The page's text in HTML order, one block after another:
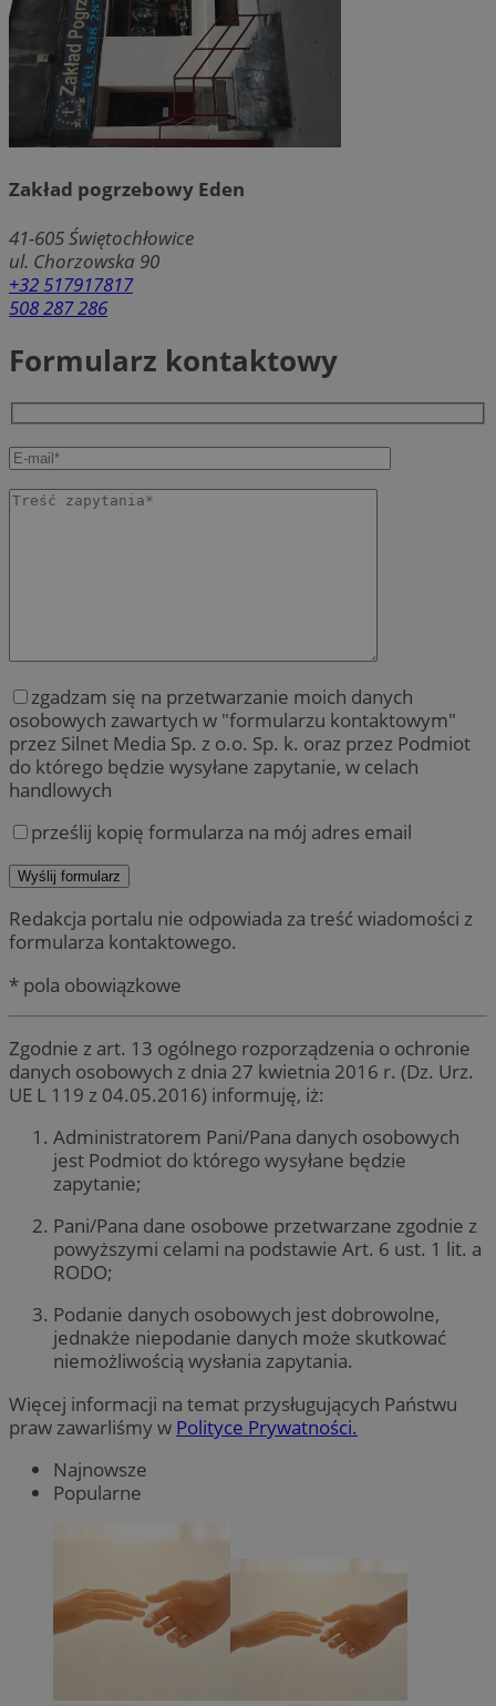
Zakład pogrzebowy Eden
41-605Świętochłowice
ul. Chorzowska 90
+32 517917817
508 287 286
Formularz kontaktowy
zgadzam się na przetwarzanie moich danych
osobowych zawartych w "formularzu kontaktowym"
przez Silnet Media Sp. z o.o. Sp. k. oraz przez Podmiot
do którego będzie wysyłane zapytanie, w celach
handlowych
prześlij kopię formularza na mój adres email
Redakcja portalu nie odpowiada za treść wiadomości z
formularza kontaktowego.
* pola obowiązkowe
Zgodnie z art. 13 ogólnego rozporządzenia o ochronie
danych osobowych z dnia 27 kwietnia 2016 r. (Dz. Urz.
UE L 119 z 04.05.2016) informuję, iż:
Administratorem Pani/Pana danych osobowych
jest Podmiot do którego wysyłane będzie
zapytanie;
Pani/Pana dane osobowe przetwarzane zgodnie z
powyższymi celami na podstawie Art. 6 ust. 1 lit. a
RODO;
Podanie danych osobowych jest dobrowolne,
jednakże niepodanie danych może skutkować
niemożliwością wysłania zapytania.
Więcej informacji na temat przysługujących Państwu
praw zawarliśmy w Polityce Prywatności.
Najnowsze
Popularne